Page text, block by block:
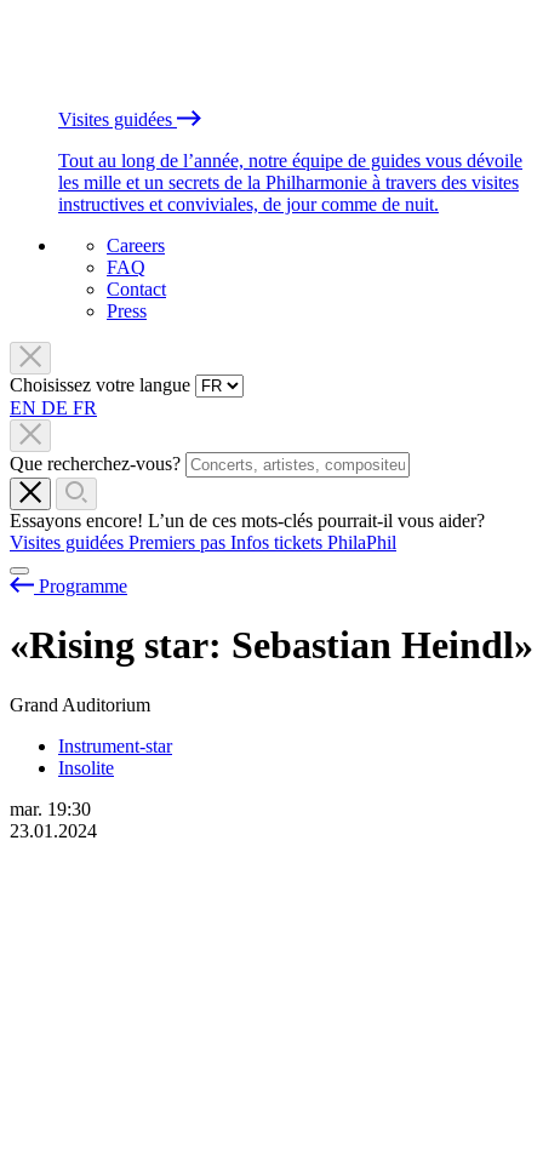
Visites guidées
Tout au long de l’année, notre équipe de guides vous dévoile
les mille et un secrets de la Philharmonie à travers des visites
instructives et conviviales, de jour comme de nuit.
Careers
FAQ
Contact
Press
Choisissez votre langue
EN DE FR
Que recherchez-vous?
Essayons encore! L’un de ces mots-clés pourrait-il vous aider?
Visites guidées Premiers pas Infos tickets PhilaPhil
Programme
«Rising star: Sebastian Heindl»
Grand Auditorium
Instrument-star
Insolite
mar. 19:30
23.01.2024